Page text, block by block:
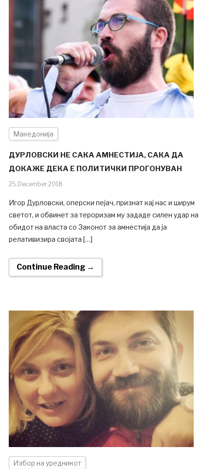
Македонија
ДУРЛОВСКИ НЕ САКА АМНЕСТИЈА, САКА ДА
ДОКАЖЕ ДЕКА Е ПОЛИТИЧКИ ПРОГОНУВАН
25.December.2018
Игор Дурловски, оперски пејач, признат кај нас и ширум
светот, и обвинет за тероризам му зададе силен удар на
обидот на власта со Законот за амнестија да ја
релативизира својата […]
Continue Reading →
Избор на уредникот